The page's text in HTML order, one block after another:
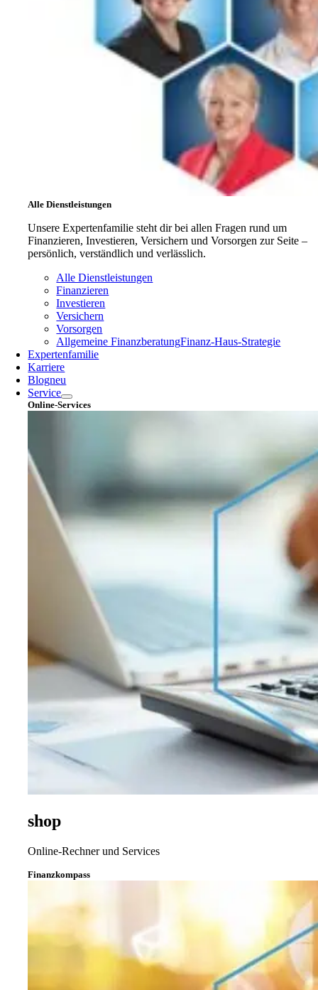
Alle Dienstleistungen
Unsere Expertenfamilie steht dir bei allen Fragen rund um
Finanzieren, Investieren, Versichern und Vorsorgen zur Seite –
persönlich, verständlich und verlässlich.
Alle Dienstleistungen
Finanzieren
Investieren
Versichern
Vorsorgen
Allgemeine FinanzberatungFinanz‑Haus‑Strategie
Expertenfamilie
Karriere
Blogneu
Service
Online-Services
shop
Online-Rechner und Services
Finanzkompass